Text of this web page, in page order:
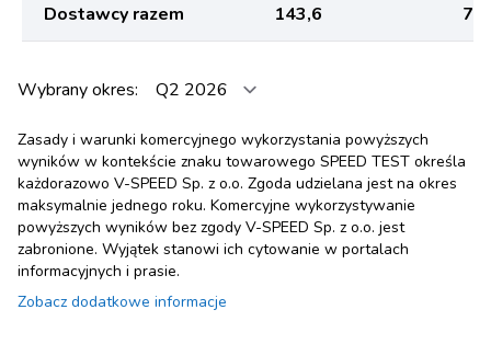
Dostawcy razem 143,6
Wybrany okres:
Zasady i warunki komercyjnego wykorzystania powyższych
wyników w kontekście znaku towarowego SPEED TEST określa
każdorazowo V-SPEED Sp. z o.o. Zgoda udzielana jest na okres
maksymalnie jednego roku. Komercyjne wykorzystywanie
powyższych wyników bez zgody V-SPEED Sp. z o.o. jest
zabronione. Wyjątek stanowi ich cytowanie w portalach
informacyjnych i prasie.
Zobacz dodatkowe informacje